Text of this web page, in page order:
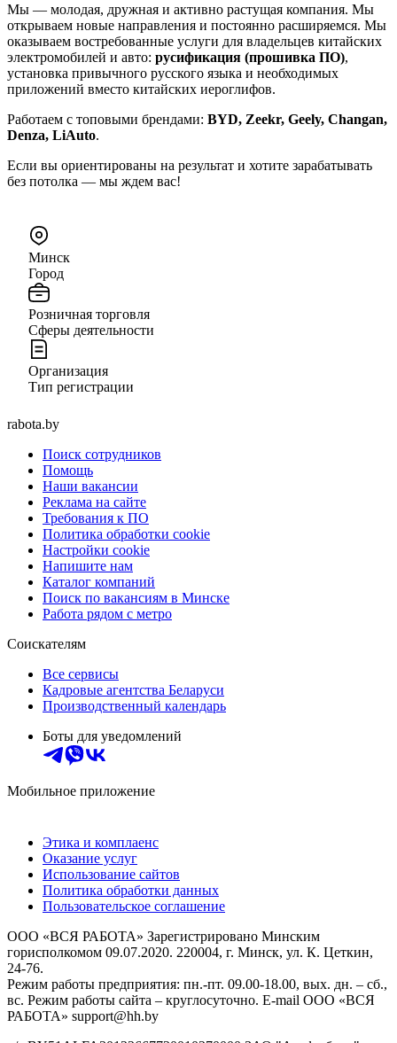
Мы — молодая, дружная и активно растущая компания. Мы
открываем новые направления и постоянно расширяемся. Мы
оказываем востребованные услуги для владельцев китайских
электромобилей и авто: русификация (прошивка ПО),
установка привычного русского языка и необходимых
приложений вместо китайских иероглифов.
Работаем с топовыми брендами: BYD, Zeekr, Geely, Changan,
Denza, LiAuto.
Если вы ориентированы на результат и хотите зарабатывать
без потолка — мы ждем вас!
Минск
Город
Розничная торговля
Сферы деятельности
Организация
Тип регистрации
rabota.by
Поиск сотрудников
Помощь
Наши вакансии
Реклама на сайте
Требования к ПО
Политика обработки cookie
Настройки cookie
Напишите нам
Каталог компаний
Поиск по вакансиям в Минске
Работа рядом с метро
Соискателям
Все сервисы
Кадровые агентства Беларуси
Производственный календарь
Боты для уведомлений
Мобильное приложение
Этика и комплаенс
Оказание услуг
Использование сайтов
Политика обработки данных
Пользовательское соглашение
ООО «ВСЯ РАБОТА» Зарегистрировано Минским
горисполкомом 09.07.2020. 220004, г. Минск, ул. К. Цеткин,
24-76.
Режим работы предприятия: пн.-пт. 09.00-18.00, вых. дн. – сб.,
вс. Режим работы сайта – круглосуточно. E-mail ООО «ВСЯ
РАБОТА» support@hh.by